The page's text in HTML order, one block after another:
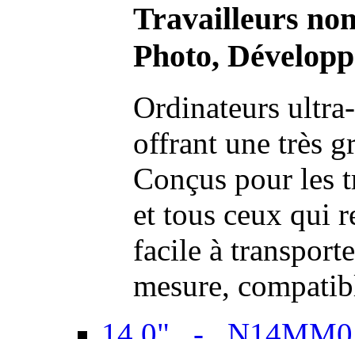
Travailleurs
Photo,
Ordinateurs
offrant une très
Conçus pour les
et tous ceux qui
facile à
mesure,